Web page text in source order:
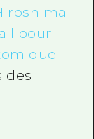
pour
des